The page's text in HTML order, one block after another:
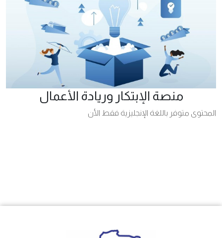
منصة الإبتكار وريادة الأعمال
المحتوى متوفر باللغة الإنجليزية فقط الأن